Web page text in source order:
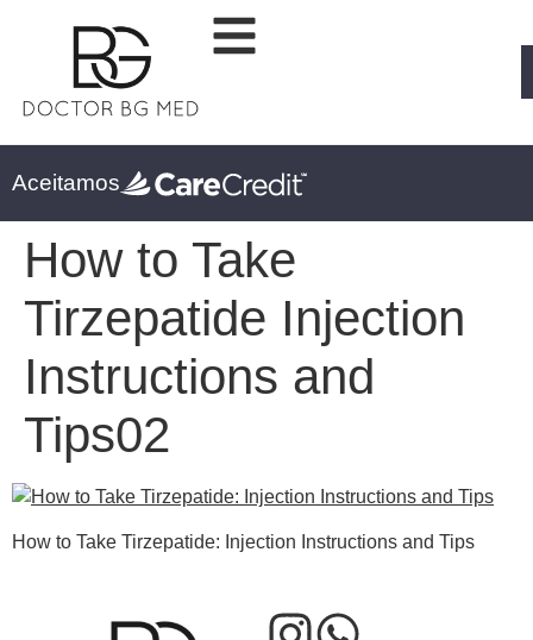
Aceitamos
How to Take
Tirzepatide Injection
Instructions and
Tips02
How to Take Tirzepatide: Injection Instructions and Tips